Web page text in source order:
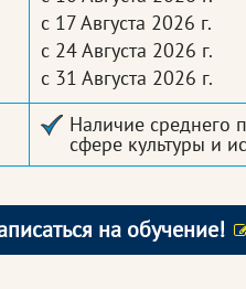
с 17 Августа 2026 г.
с 24 Августа 2026 г.
с 31 Августа 2026 г.
Наличие среднего
сфере культуры и
на обучение!